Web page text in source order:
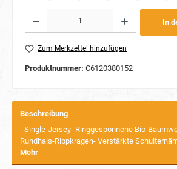
In
Zum Merkzettel hinzufügen
Produktnummer: C6120380152
Beschreibung
- Single-Jersey- Ringgesponnene Bio-
Rundhals-Rippkragen- Verstärkte
Mehr